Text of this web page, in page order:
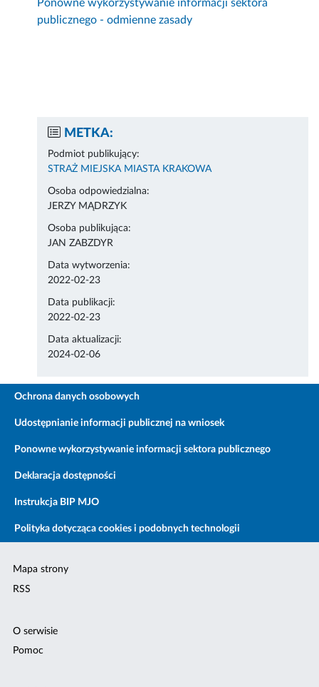
Ponowne wykorzystywanie informacji sektora
publicznego - odmienne zasady
METKA:
Podmiot publikujący:
STRAŻ MIEJSKA MIASTA KRAKOWA
Osoba odpowiedzialna:
JERZY MĄDRZYK
Osoba publikująca:
JAN ZABZDYR
Data wytworzenia:
2022-02-23
Data publikacji:
2022-02-23
Data aktualizacji:
2024-02-06
Ochrona danych osobowych
Udostępnianie informacji publicznej na wniosek
Ponowne wykorzystywanie informacji sektora publicznego
Deklaracja dostępności
Instrukcja BIP MJO
Polityka dotycząca cookies i podobnych technologii
Mapa strony
RSS
O serwisie
Pomoc